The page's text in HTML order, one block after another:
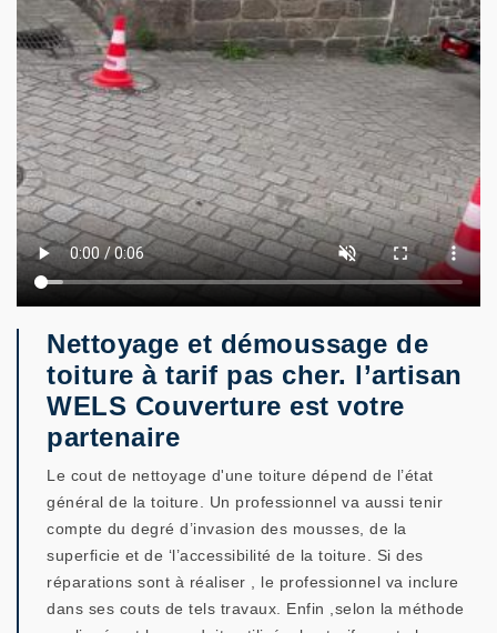
Nettoyage et démoussage de
toiture à tarif pas cher. l’artisan
WELS Couverture est votre
partenaire
Le cout de nettoyage d'une toiture dépend de l’état
général de la toiture. Un professionnel va aussi tenir
compte du degré d’invasion des mousses, de la
superficie et de ‘l’accessibilité de la toiture. Si des
réparations sont à réaliser , le professionnel va inclure
dans ses couts de tels travaux. Enfin ,selon la méthode